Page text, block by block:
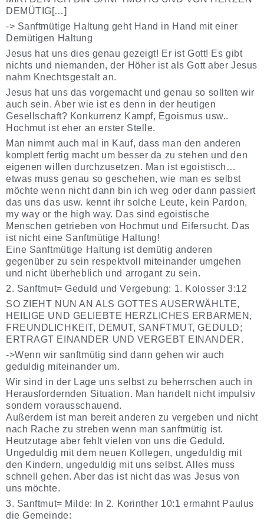
DEMÜTIG[…]
-> Sanftmütige Haltung geht Hand in Hand mit einer
Demütigen Haltung
Jesus hat uns dies genau gezeigt! Er ist Gott! Es gibt
nichts und niemanden, der Höher ist als Gott aber Jesus
nahm Knechtsgestalt an.
Jesus hat uns das vorgemacht und genau so sollten wir
auch sein. Aber wie ist es denn in der heutigen
Gesellschaft? Konkurrenz Kampf, Egoismus usw..
Hochmut ist eher an erster Stelle.
Man nimmt auch mal in Kauf, dass man den anderen
komplett fertig macht um besser da zu stehen und den
eigenen willen durchzusetzen. Man ist egoistisch…
etwas muss genau so geschehen, wie man es selbst
möchte wenn nicht dann bin ich weg oder dann passiert
das uns das usw. kennt ihr solche Leute, kein Pardon,
my way or the high way. Das sind egoistische
Menschen getrieben von Hochmut und Eifersucht. Das
ist nicht eine Sanftmütige Haltung!
Eine Sanftmütige Haltung ist demütig anderen
gegenüber zu sein respektvoll miteinander umgehen
und nicht überheblich und arrogant zu sein.
2. Sanftmut= Geduld und Vergebung: 1. Kolosser 3:12
SO ZIEHT NUN AN ALS GOTTES AUSERWÄHLTE,
HEILIGE UND GELIEBTE HERZLICHES ERBARMEN,
FREUNDLICHKEIT, DEMUT, SANFTMUT, GEDULD;
ERTRAGT EINANDER UND VERGEBT EINANDER.
->Wenn wir sanftmütig sind dann gehen wir auch
geduldig miteinander um.
Wir sind in der Lage uns selbst zu beherrschen auch in
Herausfordernden Situation. Man handelt nicht impulsiv
sondern vorausschauend.
Außerdem ist man bereit anderen zu vergeben und nicht
nach Rache zu streben wenn man sanftmütig ist.
Heutzutage aber fehlt vielen von uns die Geduld.
Ungeduldig mit dem neuen Kollegen, ungeduldig mit
den Kindern, ungeduldig mit uns selbst. Alles muss
schnell gehen. Aber das ist nicht das was Jesus von
uns möchte.
3. Sanftmut= Milde: In 2. Korinther 10:1 ermahnt Paulus
die Gemeinde: